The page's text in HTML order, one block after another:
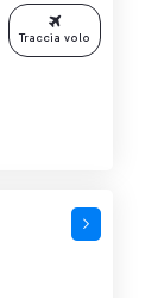
Traccia volo